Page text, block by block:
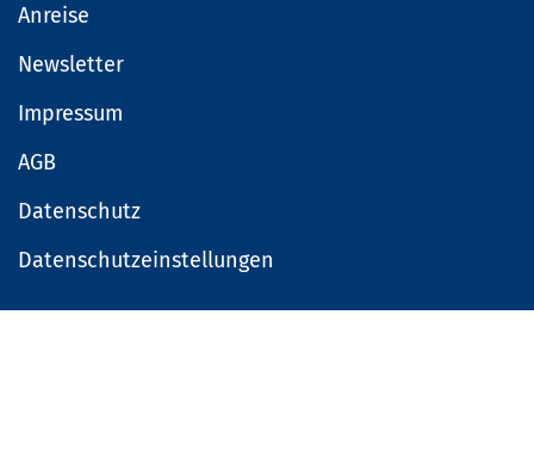
Anreise
Newsletter
Impressum
AGB
Datenschutz
Datenschutzeinstellungen